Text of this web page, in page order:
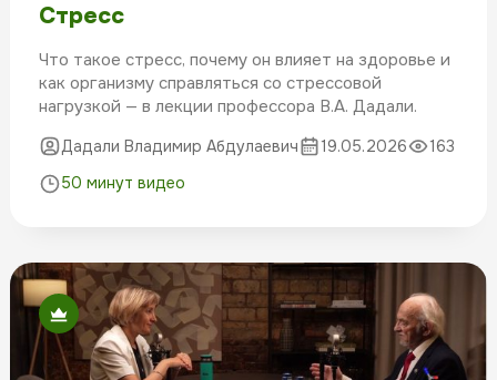
Стресс
Что такое стресс, почему он влияет на здоровье и
как организму справляться со стрессовой
нагрузкой — в лекции профессора В.А. Дадали.
Дадали Владимир Абдулаевич 19.05.2026
163
50 минут видео